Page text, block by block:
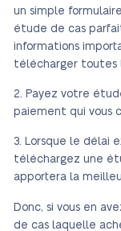
un simple
étude de cas
informations
télécharger toutes
Payez votre
paiement qui vous
Lorsque le délai
téléchargez une
apportera la
Donc, si vous en
de cas laquelle